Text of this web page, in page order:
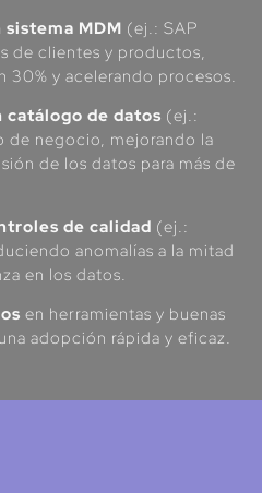
MDM (ej.: SAP
de clientes y productos,
30% y acelerando procesos.
de datos (ej.:
de negocio, mejorando la
de los datos para más de
de calidad (ej.:
anomalías a la mitad
en los datos.
en herramientas y buenas
adopción rápida y eficaz.